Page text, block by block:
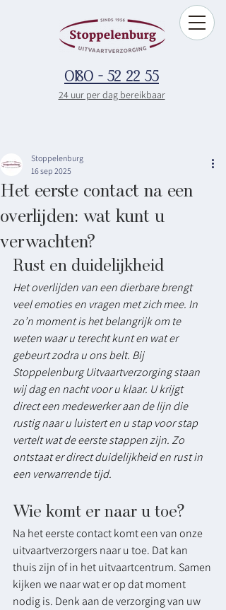
0180 - 52 22 55
24 uur per dag bereikbaar
Het eerste contact na een
overlijden: wat kunt u
verwachten?
Stoppelenburg
16 sep 2025
Rust en duidelijkheid
Het overlijden van een dierbare brengt
veel emoties en vragen met zich mee. In
zo’n moment is het belangrijk om te
weten waar u terecht kunt en wat er
gebeurt zodra u ons belt. Bij
Stoppelenburg Uitvaartverzorging staan
wij dag en nacht voor u klaar. U krijgt
direct een medewerker aan de lijn die
rustig naar u luistert en u stap voor stap
vertelt wat de eerste stappen zijn. Zo
ontstaat er direct duidelijkheid en rust in
een verwarrende tijd.
Wie komt er naar u toe?
Na het eerste contact komt een van onze
uitvaartverzorgers naar u toe. Dat kan
thuis zijn of in het uitvaartcentrum. Samen
kijken we naar wat er op dat moment
nodig is. Denk aan de verzorging van uw